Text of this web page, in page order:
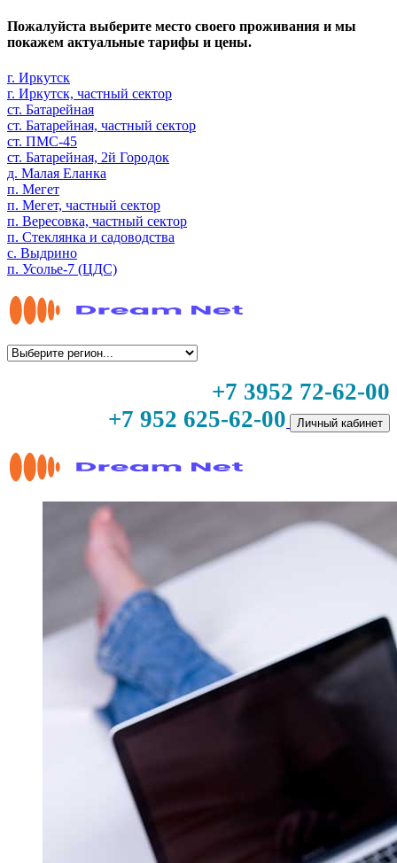
Пожалуйста выберите место своего проживания и мы
покажем актуальные тарифы и цены.
г. Иркутск
г. Иркутск, частный сектор
ст. Батарейная
ст. Батарейная, частный сектор
ст. ПМС-45
ст. Батарейная, 2й Городок
д. Малая Еланка
п. Мегет
п. Мегет, частный сектор
п. Вересовка, частный сектор
п. Стеклянка и садоводства
с. Выдрино
п. Усолье-7 (ЦДС)
+7 3952 72-62-00
+7 952 625-62-00
Личный кабинет